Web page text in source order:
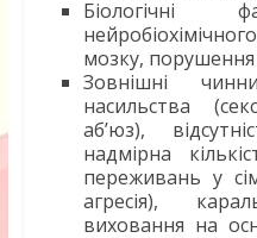
Біологічні
мозку, порушення
Зовнішні
насильства
аб’юз),
надмірна
переживань у
агресія),
виховання на